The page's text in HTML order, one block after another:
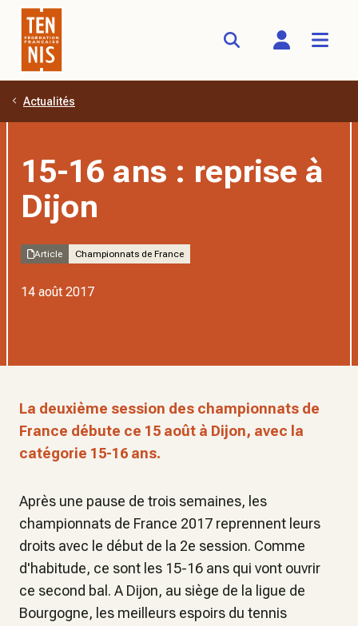
Aller au contenu principal
Actualités
15-16 ans : reprise à
Dijon
Article Championnats de France
14 août 2017
La deuxième session des championnats de
France débute ce 15 août à Dijon, avec la
catégorie 15-16 ans.
Après une pause de trois semaines, les
championnats de France 2017 reprennent leurs
droits avec le début de la 2e session. Comme
d'habitude, ce sont les 15-16 ans qui vont ouvrir
ce second bal. A Dijon, au siège de la ligue de
Bourgogne, les meilleurs espoirs du tennis